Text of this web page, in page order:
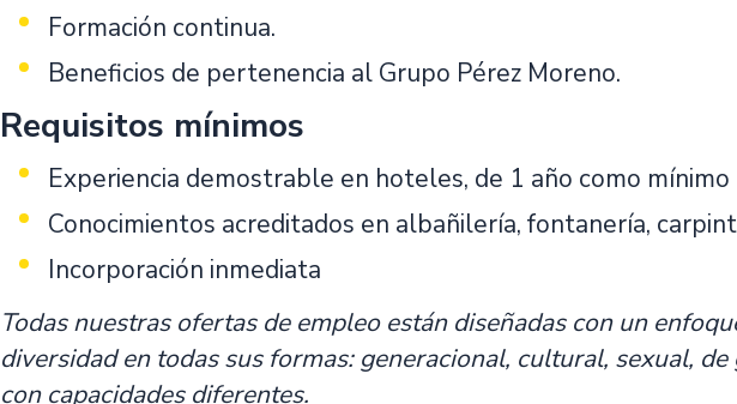
Formación continua.
Beneficios de pertenencia al Grupo Pérez Moreno.
Requisitos mínimos
Experiencia demostrable en hoteles, de 1 año como mínimo
Conocimientos acreditados en albañilería, fontanería,
Incorporación inmediata
Todas nuestras ofertas de empleo están diseñadas con un
diversidad en todas sus formas: generacional, cultural, sexual,
con capacidades diferentes.